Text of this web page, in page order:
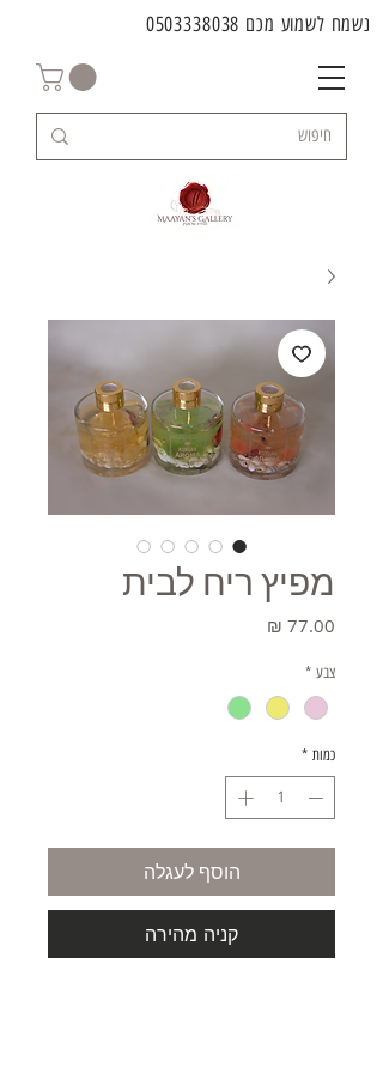
נשמח לשמוע מכם 0503338038
מפיץ ריח לבית
צבע *
כמות *
הוסף לעגלה
קניה מהירה